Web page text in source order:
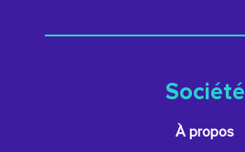
Société
À propos